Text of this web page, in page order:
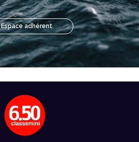
Espace adhérent